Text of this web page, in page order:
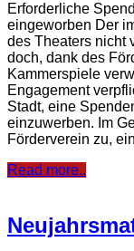
Erforderliche
eingeworben Der
des Theaters nicht
doch, dank des
Kammerspiele
Engagement
Stadt, eine
einzuwerben. Im
Förderverein zu,
Read more..